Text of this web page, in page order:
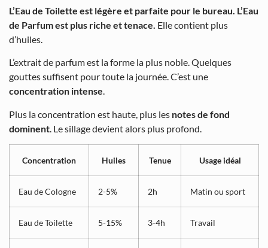
L’Eau de Toilette est légère et parfaite pour le bureau. L’Eau
de Parfum est plus riche et tenace. Elle contient plus
d’huiles.
L’extrait de parfum est la forme la plus noble. Quelques
gouttes suffisent pour toute la journée. C’est une
concentration intense.
Plus la concentration est haute, plus les notes de fond
dominent . Le sillage devient alors plus profond.
Concentration Huiles Tenue Usage idéal
Eau de Cologne 2-5% 2h Matin ou sport
Eau de Toilette 5-15% 3-4h Travail